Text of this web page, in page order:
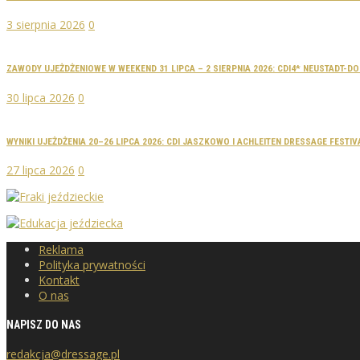
3 sierpnia 2026 0
ZAWODY UJEŻDŻENIOWE W WEEKEND 31 LIPCA – 2 SIERPNIA 2026: CDI4* NEUSTADT-
30 lipca 2026 0
WYNIKI UJEŻDŻENIA 20–26 LIPCA 2026: CDI JASZKOWO I ACHLEITEN DRESSAGE
27 lipca 2026 0
Reklama
Polityka prywatności
Kontakt
O nas
NAPISZ DO NAS
redakcja@dressage.pl